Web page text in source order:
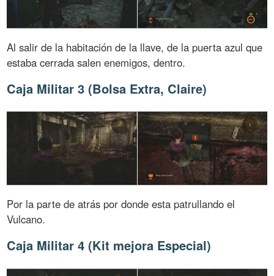
Al salir de la habitación de la llave, de la puerta azul que
estaba cerrada salen enemigos, dentro.
Caja Militar 3 (Bolsa Extra, Claire)
Por la parte de atrás por donde esta patrullando el
Vulcano.
Caja Militar 4 (Kit mejora Especial)